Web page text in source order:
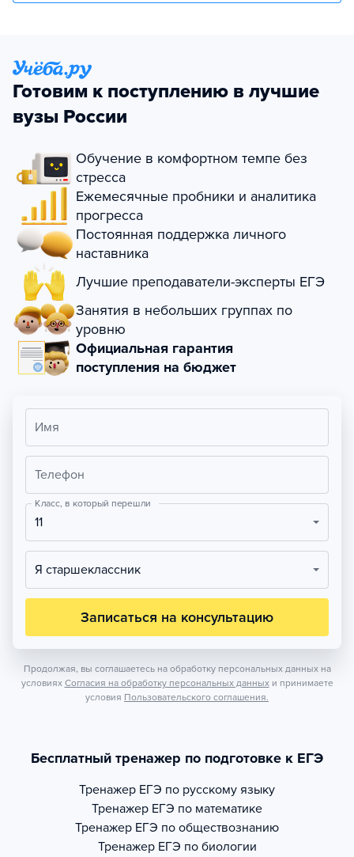
Готовим к поступлению в лучшие
вузы России
Обучение в комфортном темпе без
стресса
Ежемесячные пробники и аналитика
прогресса
Постоянная поддержка личного
наставника
Лучшие преподаватели-эксперты ЕГЭ
Занятия в небольших группах по
уровню
Официальная гарантия
поступления на бюджет
Имя
Телефон
Класс, в который перешли
11
Я старшеклассник
Записаться на консультацию
Продолжая, вы соглашаетесь на обработку персональных данных на
условиях Согласия на обработку персональных данных и принимаете
условия Пользовательского соглашения.
Бесплатный тренажер по подготовке к ЕГЭ
Тренажер ЕГЭ по русскому языку
Тренажер ЕГЭ по математике
Тренажер ЕГЭ по обществознанию
Тренажер ЕГЭ по биологии